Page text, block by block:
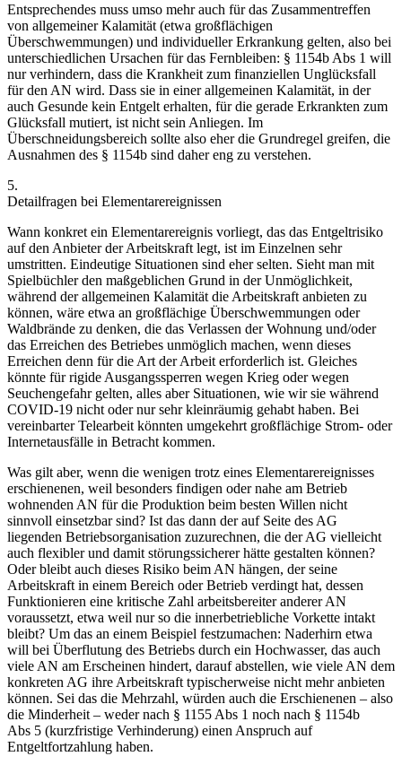
Entsprechendes muss umso mehr auch für das Zusammentreffen
von allgemeinerKalamität (etwa großflächigen
Überschwemmungen) und individueller Erkrankung gelten, also bei
unterschiedlichen Ursachen für das Fernbleiben: § 1154b Abs 1 will
nur verhindern, dass die Krankheit zum finanziellen Unglücksfall
für den AN wird. Dass sie in einer allgemeinen Kalamität, in der
auch Gesunde kein Entgelt erhalten, für die gerade Erkrankten zum
Glücksfall mutiert, ist nicht sein Anliegen. Im
Überschneidungsbereich sollte also eher die Grundregel greifen, die
Ausnahmen des § 1154b sind daher eng zu verstehen.
5.
Detailfragen bei Elementarereignissen
Wann konkret ein Elementarereignis vorliegt, das das Entgeltrisiko
auf den Anbieter der Arbeitskraft legt, ist im Einzelnen sehr
umstritten. Eindeutige Situationen sind eher selten. Sieht man mit
Spielbüchlerden maßgeblichen Grund in der Unmöglichkeit,
während der allgemeinen Kalamität die Arbeitskraft anbieten zu
können, wäre etwa an großflächige Überschwemmungen oder
Waldbrände zu denken, die das Verlassen der Wohnung und/oder
das Erreichen des Betriebes unmöglich machen, wenn dieses
Erreichen denn für die Art der Arbeit erforderlich ist. Gleiches
könnte für rigide Ausgangssperren wegen Krieg oder wegen
Seuchengefahr gelten, alles aber Situationen, wie wir sie während
COVID-19 nicht oder nur sehr kleinräumig gehabt haben. Bei
vereinbarter Telearbeit könnten umgekehrt großflächige Strom- oder
Internetausfälle in Betracht kommen.
Was gilt aber, wenn die wenigen trotz eines Elementarereignisses
erschienenen, weil besonders findigen oder nahe am Betrieb
wohnenden AN für die Produktion beim besten Willen nicht
sinnvoll einsetzbarsind? Ist das dann der auf Seite des AG
liegenden Betriebsorganisation zuzurechnen, die der AG vielleicht
auch flexibler und damit störungssicherer hätte gestalten können?
Oder bleibt auch dieses Risiko beim AN hängen, der seine
Arbeitskraft in einem Bereich oder Betrieb verdingt hat, dessen
Funktionieren eine kritische Zahl arbeitsbereiterandererAN
voraussetzt, etwa weil nur so die innerbetriebliche Vorkette intakt
bleibt? Um das an einem Beispiel festzumachen: Naderhirn etwa
will bei Überflutung des Betriebs durch ein Hochwasser, das auch
viele AN am Erscheinen hindert, darauf abstellen, wie viele AN dem
konkreten AG ihre Arbeitskraft typischerweise nicht mehr anbieten
können. Sei das die Mehrzahl, würden auch die Erschienenen – also
die Minderheit – wedernach § 1155 Abs 1 noch nach § 1154b
Abs 5 (kurzfristige Verhinderung) einen Anspruch auf
Entgeltfortzahlung haben.